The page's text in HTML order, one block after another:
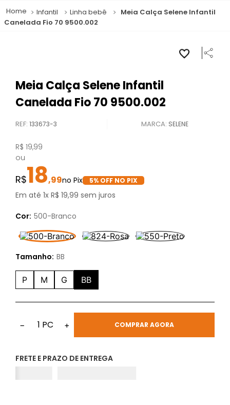
Infantil Linha bebê
Meia Calça Selene Infantil
Canelada Fio 70 9500.002
Meia Calça Selene Infantil
Canelada Fio 70 9500.002
REF:133673-3 SELENE
R$ 19,99
ou
18,99 5% OFF NO PIX
Em até1xR$ 19,99 sem juros
Cor: 500-Branco
Tamanho: BB
P M G BB
− 1 PC + COMPRAR AGORA
FRETE E PRAZO DE ENTREGA